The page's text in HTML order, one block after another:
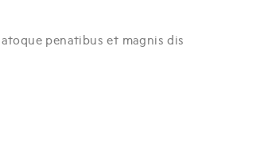
penatibus et magnis dis